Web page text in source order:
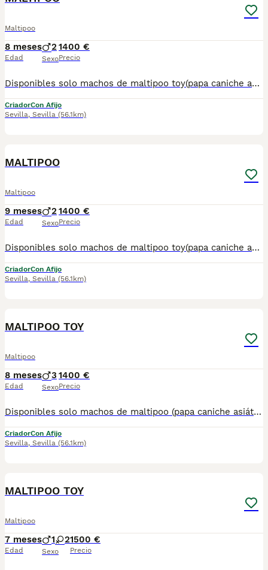
Maltipoo
8 meses
Edad
2
Sexo
1400 €
Precio
Disponibles solo machos de maltipoo toy(papa caniche asiático y mamá bichon maltes toy) . Listos para entregar.Posibilidad de envío en la Península. Mas información llamadas o WhatsApp 672 74 54 09 Pvp 1.400€
CriadorCon Afijo
Sevilla, Sevilla (56.1km)
MALTIPOO
Maltipoo
9 meses
Edad
2
Sexo
1400 €
Precio
Disponibles solo machos de maltipoo toy(papa caniche asiático y mamá bichon maltes toy) . Listos para entregar.Posibilidad de envío en la Península. Mas información llamadas o WhatsApp 672 74 54 09 Pvp 1.400€
CriadorCon Afijo
Sevilla, Sevilla (56.1km)
MALTIPOO TOY
Maltipoo
8 meses
Edad
3
Sexo
1400 €
Precio
Disponibles solo machos de maltipoo (papa caniche asiático y mamá bichon maltes toy) . Listos para entregar.Posibilidad de envío en la Península. Mas información llamadas o WhatsApp 672 74 54 09 Pvp 1.400
CriadorCon Afijo
Sevilla, Sevilla (56.1km)
MALTIPOO TOY
Maltipoo
7 meses
Edad
1 2
Sexo
1500 €
Precio